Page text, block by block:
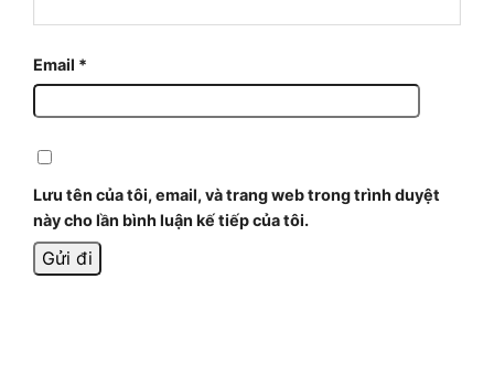
Email *
Lưu tên của tôi, email, và trang web trong trình duyệt
này cho lần bình luận kế tiếp của tôi.